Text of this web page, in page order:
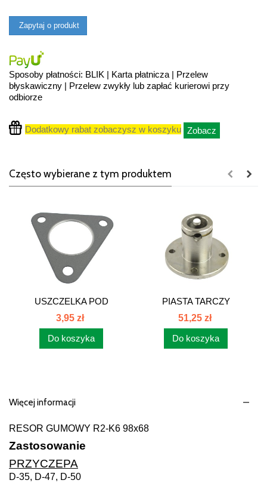
Zapytaj o produkt
Sposoby płatności: BLIK | Karta płatnicza | Przelew
błyskawiczny | Przelew zwykły lub zapłać kurierowi przy
odbiorze
Dodatkowy rabat zobaczysz w koszyku Zobacz
Często wybierane z tym produktem
USZCZELKA POD
KOLEKTOR
WYDECHOWY...
3,95 zł
Do koszyka
PIASTA TARCZY
2011020440
51,25 zł
Do koszyka
Więcej informacji
RESOR GUMOWY R2-K6 98x68
Zastosowanie
PRZYCZEPA
D-35, D-47, D-50